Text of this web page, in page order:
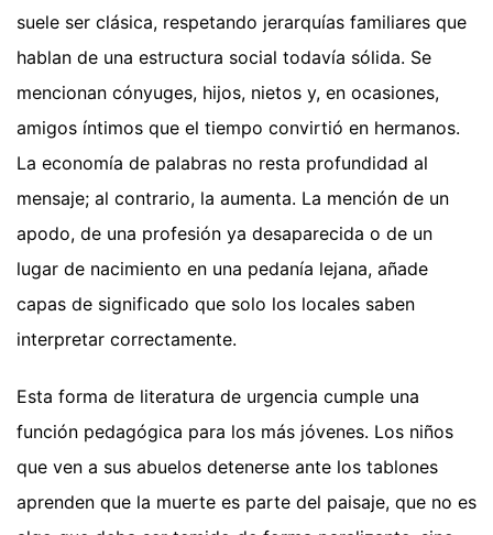
suele ser clásica, respetando jerarquías familiares que
hablan de una estructura social todavía sólida. Se
mencionan cónyuges, hijos, nietos y, en ocasiones,
amigos íntimos que el tiempo convirtió en hermanos.
La economía de palabras no resta profundidad al
mensaje; al contrario, la aumenta. La mención de un
apodo, de una profesión ya desaparecida o de un
lugar de nacimiento en una pedanía lejana, añade
capas de significado que solo los locales saben
interpretar correctamente.
Esta forma de literatura de urgencia cumple una
función pedagógica para los más jóvenes. Los niños
que ven a sus abuelos detenerse ante los tablones
aprenden que la muerte es parte del paisaje, que no es